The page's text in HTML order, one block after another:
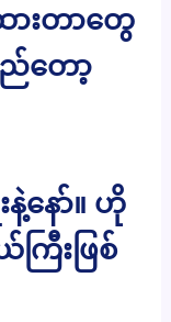
ားတာတွေ
ည်တော့
နော်။ ဟို
ြီးဖြစ်